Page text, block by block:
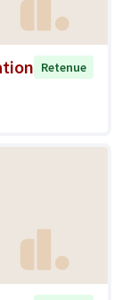
Retenue